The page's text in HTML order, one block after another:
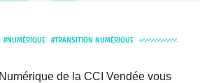
NUMÉRIQUE TRANSITION NUMÉRIQUE
de la CCI Vendée vous